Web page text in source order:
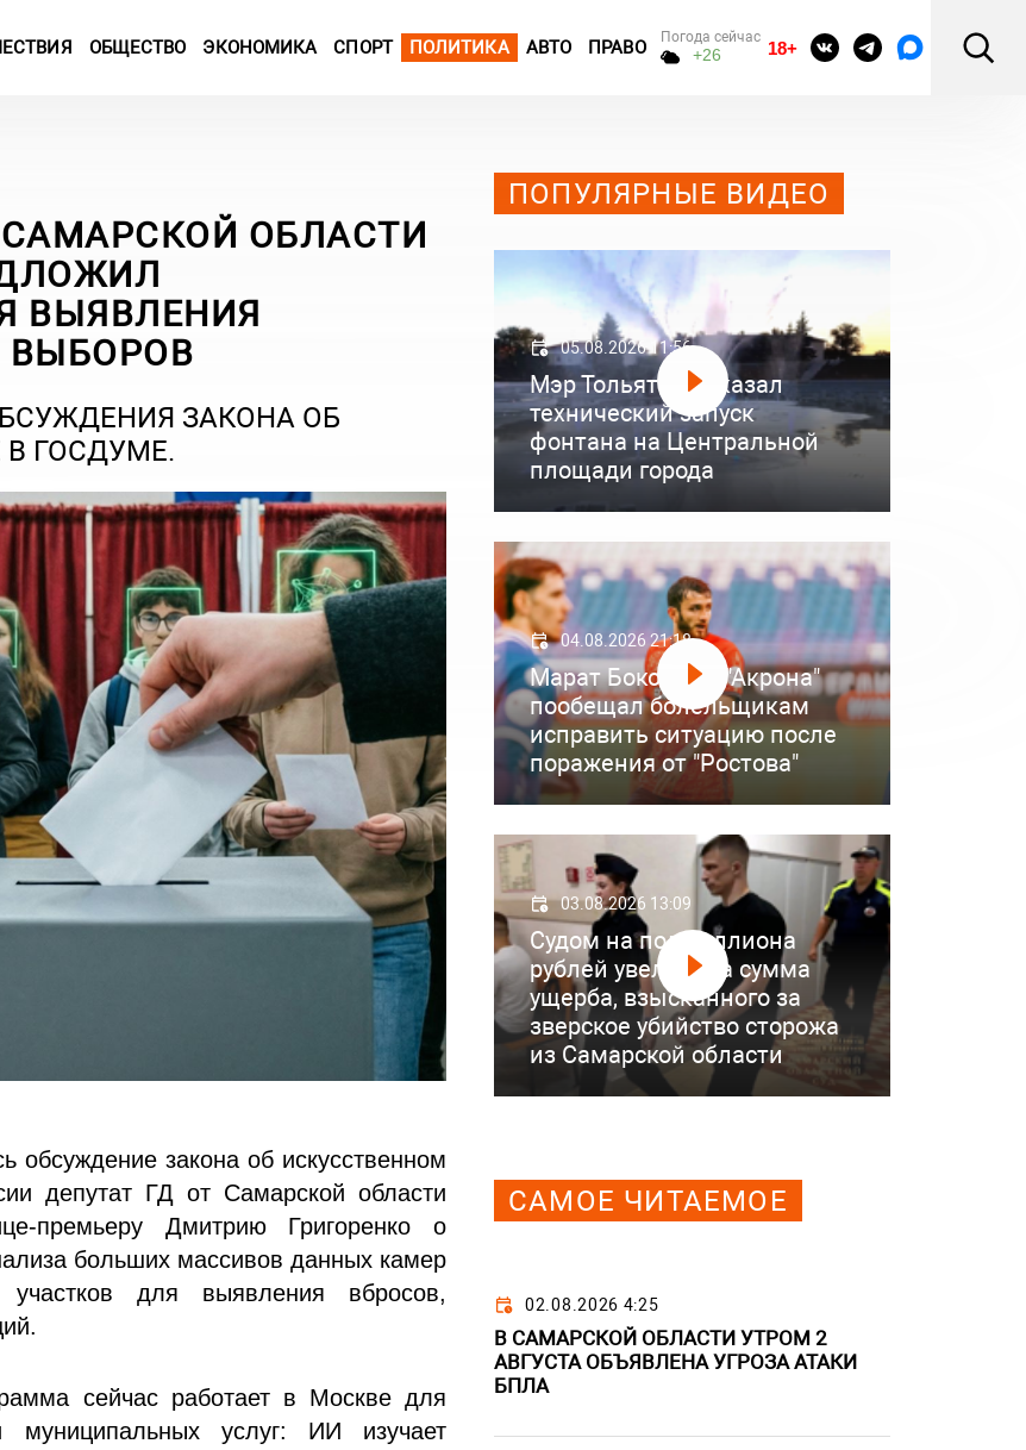
ОБЩЕСТВО ЭКОНОМИКА СПОРТ ПОЛИТИКА АВТО ПРАВО Погода сейчас
+26 18+
ОБЛАСТИ
ВЫЯВЛЕНИЯ
ВЫБОРОВ
ЗАКОНА ОБ
ГОСДУМЕ.
обсуждение закона об искусственном
депутат ГД от Самарской области
премьеру Дмитрию Григоренко о
больших массивов данных камер
для выявления вбросов,
сейчас работает в Москве для
муниципальных услуг: ИИ изучает
ПОПУЛЯРНЫЕ ВИДЕО
05.08.2026 11:56
Мэр Тольятти показал
технический запуск
фонтана на Центральной
площади города
04.08.2026 21:18
Марат Бокоев из "Акрона"
пообещал болельщикам
исправить ситуацию после
поражения от "Ростова"
03.08.2026 13:09
Судом на полмиллиона
рублей увеличена сумма
ущерба, взысканного за
зверское убийство сторожа
из Самарской области
САМОЕ ЧИТАЕМОЕ
02.08.2026 4:25
В САМАРСКОЙ ОБЛАСТИ УТРОМ 2
АВГУСТА ОБЪЯВЛЕНА УГРОЗА АТАКИ
БПЛА